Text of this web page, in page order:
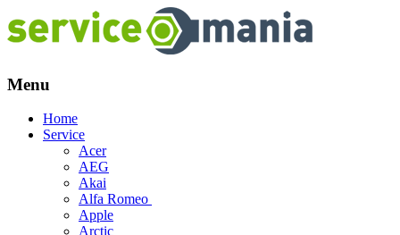
Menu
Skip
Home
Service
Acer
AEG
Akai
Alfa Romeo
Apple
Arctic